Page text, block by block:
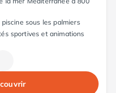
sous les palmiers
sportives et animations